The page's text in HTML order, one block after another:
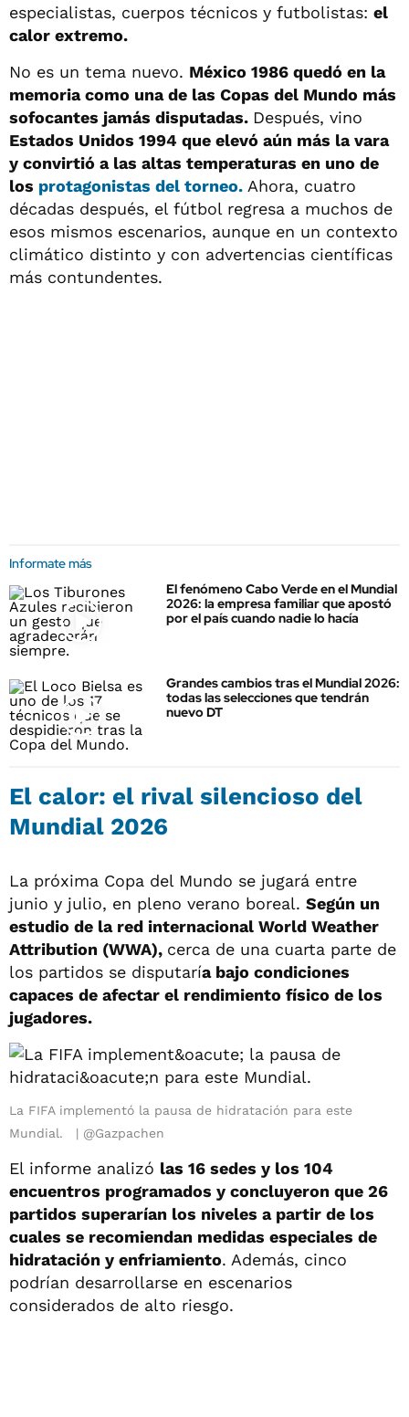
especialistas, cuerpos técnicos y futbolistas: el
calor extremo.
No es un tema nuevo. México 1986 quedó en la
memoria como una de las Copas del Mundo más
sofocantes jamás disputadas. Después, vino
Estados Unidos 1994 que elevó aún más la vara
y convirtió a las altas temperaturas en uno de
los protagonistas del torneo. Ahora, cuatro
décadas después, el fútbol regresa a muchos de
esos mismos escenarios, aunque en un contexto
climático distinto y con advertencias científicas
más contundentes.
Informate más
El fenómeno Cabo Verde en el Mundial
2026: la empresa familiar que apostó
por el país cuando nadie lo hacía
Grandes cambios tras el Mundial 2026:
todas las selecciones que tendrán
nuevo DT
El calor: el rival silencioso del
Mundial 2026
La próxima Copa del Mundo se jugará entre
junio y julio, en pleno verano boreal. Según un
estudio de la red internacional World Weather
Attribution (WWA), cerca de una cuarta parte de
los partidos se disputaría bajo condiciones
capaces de afectar el rendimiento físico de los
jugadores.
La FIFA implementó la pausa de hidratación para este
Mundial.
@Gazpachen
El informe analizó las 16 sedes y los 104
encuentros programados y concluyeron que 26
partidos superarían los niveles a partir de los
cuales se recomiendan medidas especiales de
hidratación y enfriamiento. Además, cinco
podrían desarrollarse en escenarios
considerados de alto riesgo.